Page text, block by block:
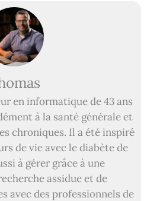
en informatique de 43 ans
à la santé générale et
chroniques. Il a été inspiré
de vie avec le diabète de
à gérer grâce à une
assidue et de
avec des professionnels de